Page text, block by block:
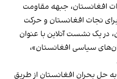
افغانستان، جبهه مقاومت
نجات افغانستان و حرکت
در یک نشست آنلاین با عنوان
سیاسی افغانستان»،
به حل بحران افغانستان از طریق